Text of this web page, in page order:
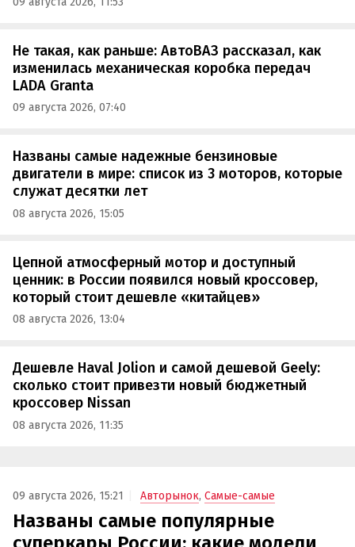
Не такая, как раньше: АвтоВАЗ рассказал, как
изменилась механическая коробка передач
LADA Granta
09 августа 2026, 07:40
Названы самые надежные бензиновые
двигатели в мире: список из 3 моторов, которые
служат десятки лет
08 августа 2026, 15:05
Цепной атмосферный мотор и доступный
ценник: в России появился новый кроссовер,
который стоит дешевле «китайцев»
08 августа 2026, 13:04
Дешевле Haval Jolion и самой дешевой Geely:
сколько стоит привезти новый бюджетный
кроссовер Nissan
08 августа 2026, 11:35
09 августа 2026, 15:21 Авторынок, Самые-самые
Названы самые популярные